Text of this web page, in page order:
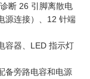
断 26 引脚离散电
源连接）、12 针端
容器、LED 指示灯
备旁路电容和电源